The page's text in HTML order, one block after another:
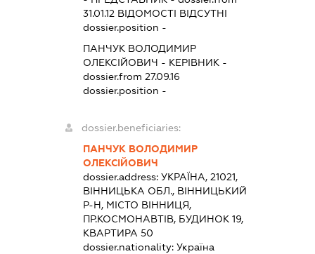
31.01.12 ВІДОМОСТІ ВІДСУТНІ
dossier.position -
ПАНЧУК ВОЛОДИМИР
ОЛЕКСІЙОВИЧ - КЕРІВНИК -
dossier.from 27.09.16
dossier.position -
dossier.beneficiaries:
ПАНЧУК ВОЛОДИМИР
ОЛЕКСІЙОВИЧ
dossier.address:УКРАЇНА, 21021,
ВІННИЦЬКА ОБЛ., ВІННИЦЬКИЙ
Р-Н, МІСТО ВІННИЦЯ,
ПР.КОСМОНАВТІВ, БУДИНОК 19,
КВАРТИРА 50
dossier.nationality:Україна